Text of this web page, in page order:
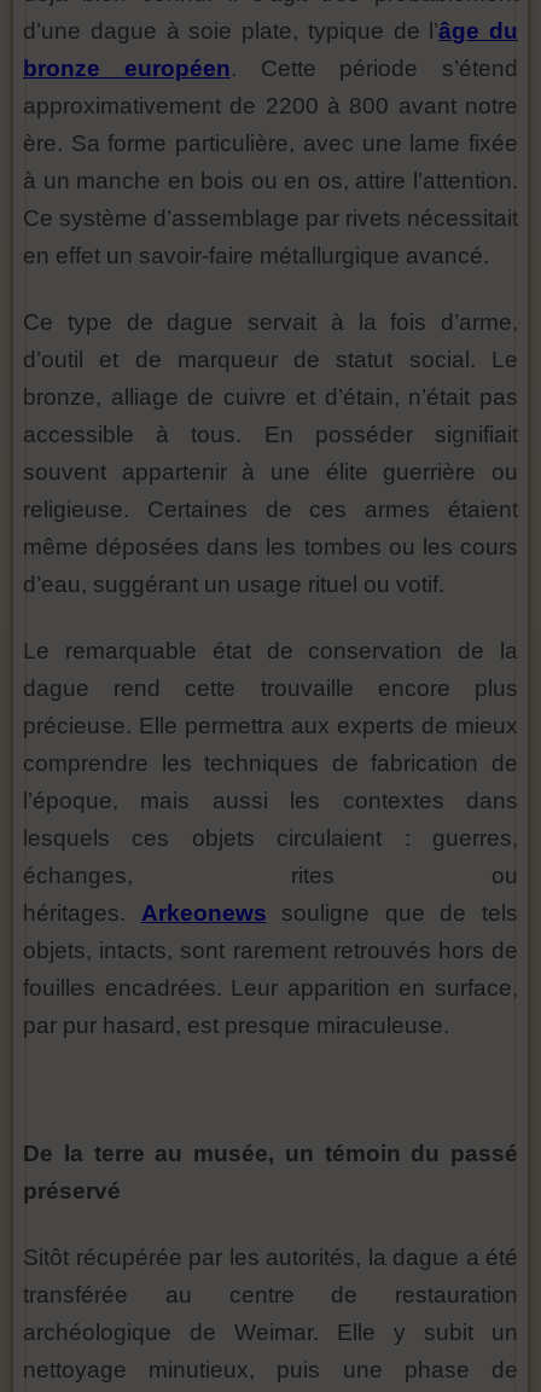
d’une dague à soie plate, typique de l’âge du
bronze européen. Cette période s’étend
approximativement de 2200 à 800 avant notre
ère. Sa forme particulière, avec une lame fixée
à un manche en bois ou en os, attire l’attention.
Ce système d’assemblage par rivets nécessitait
en effet un savoir-faire métallurgique avancé.
Ce type de dague servait à la fois d’arme,
d’outil et de marqueur de statut social. Le
bronze, alliage de cuivre et d’étain, n’était pas
accessible à tous. En posséder signifiait
souvent appartenir à une élite guerrière ou
religieuse. Certaines de ces armes étaient
même déposées dans les tombes ou les cours
d’eau, suggérant un usage rituel ou votif.
Le remarquable état de conservation de la
dague rend cette trouvaille encore plus
précieuse. Elle permettra aux experts de mieux
comprendre les techniques de fabrication de
l’époque, mais aussi les contextes dans
lesquels ces objets circulaient : guerres,
échanges, rites ou
héritages. Arkeonews souligne que de tels
objets, intacts, sont rarement retrouvés hors de
fouilles encadrées. Leur apparition en surface,
par pur hasard, est presque miraculeuse.
De la terre au musée, un témoin du passé
préservé
Sitôt récupérée par les autorités, la dague a été
transférée au centre de restauration
archéologique de Weimar. Elle y subit un
nettoyage minutieux, puis une phase de